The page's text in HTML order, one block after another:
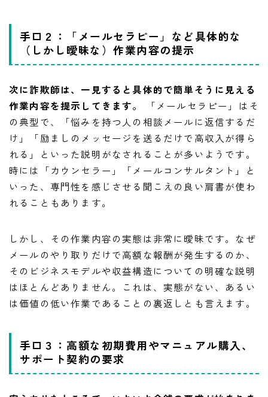
手口２：「メールセラピー」など具体的な
（しかし曖昧な）作業内容の提示
次に詐欺師は、一見すると具体的で簡単そうに見える
作業内容を提示してきます。
「メールセラピー」はそ
の典型で、「悩みを持つ人の相談メールに返信するだ
け」「励ましのメッセージを送るだけで高収入が得ら
れる」といった説明がなされることが多いようです。
時には「カウンセラー」「メールコンサルタント」と
いった、専門性を感じさせる聞こえの良い肩書が使わ
れることもあります。
しかし、その作業内容の実態は非常に曖昧です。なぜ
メールのやり取りだけで高額な報酬が発生するのか、
そのビジネスモデルや収益構造についての明確な説明
はほとんどありません。これは、実態がない、あるい
は価値の低い作業であることの裏返しとも言えます。
手口３：高額な初期費用やマニュアル購入、
サポート契約の要求